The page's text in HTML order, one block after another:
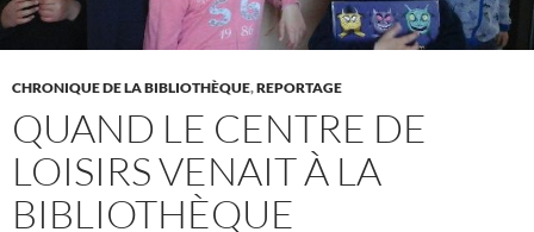
CHRONIQUE DE LA BIBLIOTHÈQUE,REPORTAGE
QUAND LE CENTRE DE
LOISIRS VENAIT À LA
BIBLIOTHÈQUE